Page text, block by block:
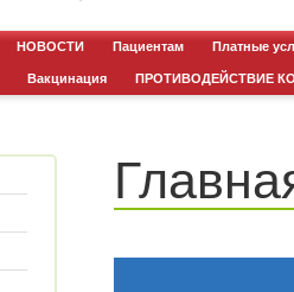
НОВОСТИ Пациентам Платные
Вакцинация ПРОТИВОДЕЙСТВИЕ